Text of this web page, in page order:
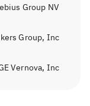
Group NV
Group, Inc.
Vernova, Inc.